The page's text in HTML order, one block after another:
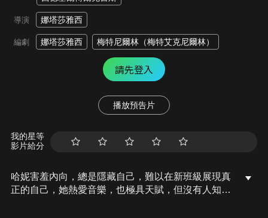
導演 娜塔莎雅西
編劇 娜塔莎雅西 梅特尼爾林（梅特艾克尼爾林）
請先登入
播放預告片
我的星等
影片給分
哈妮害羞內向，總是隱藏自己，難以在新班級展現真
正的自己，她熱愛音樂，也極具天賦，但沒有人知